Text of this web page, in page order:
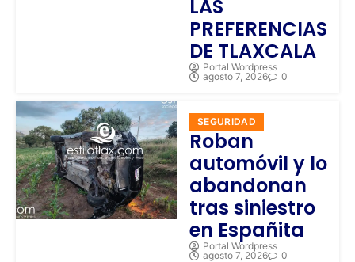
LAS
PREFERENCIAS
DE TLAXCALA
Portal Wordpress
agosto 7, 2026
0
SEGURIDAD
Roban
automóvil y lo
abandonan
tras siniestro
en Españita
Portal Wordpress
agosto 7, 2026
0